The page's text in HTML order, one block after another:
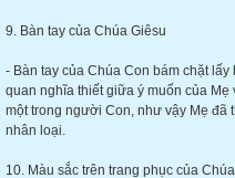
9. Bàn tay của Chúa Giêsu
- Bàn tay của Chúa Con bám chặt
quan nghĩa thiết giữa ý muốn của
một trong người Con, như vậy Mẹ
nhân loại.
10. Màu sắc trên trang phục của